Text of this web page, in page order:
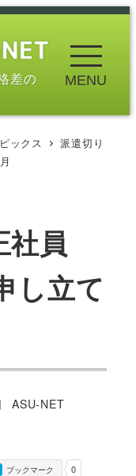
差の MENU
ックス
派遣切り
社員
し立て
著
ASU-NET
0
ブックマーク